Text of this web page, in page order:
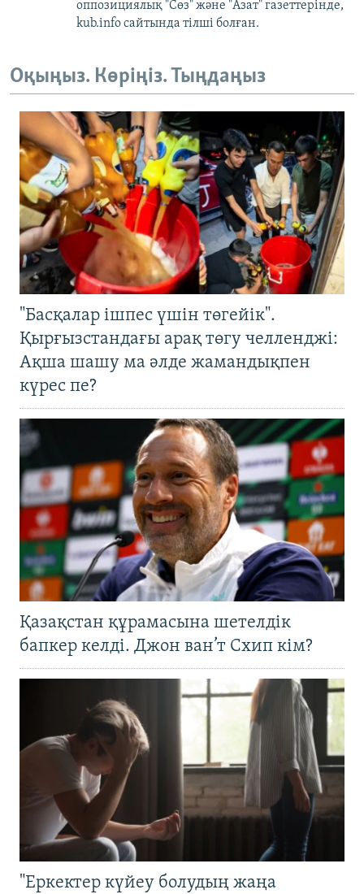
оппозициялық "Сөз" және "Азат" газеттерінде,
kub.info сайтында тілші болған.
Оқыңыз. Көріңіз. Тыңдаңыз
"Басқалар ішпес үшін төгейік".
Қырғызстандағы арақ төгу челленджі:
Ақша шашу ма әлде жамандықпен
күрес пе?
Қазақстан құрамасына шетелдік
бапкер келді. Джон ван’т Схип кім?
"Еркектер күйеу болудың жаңа